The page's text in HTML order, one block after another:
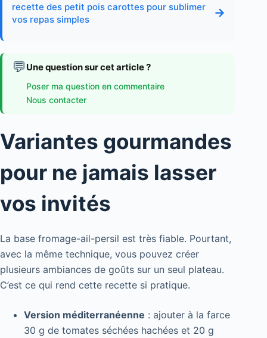
recette des petit pois carottes pour sublimer
vos repas simples
→
💬 Une question sur cet article ?
Poser ma question en commentaire
Nous contacter
Variantes gourmandes
pour ne jamais lasser
vos invités
La base fromage-ail-persil est très fiable. Pourtant,
avec la même technique, vous pouvez créer
plusieurs ambiances de goûts sur un seul plateau.
C’est ce qui rend cette recette si pratique.
Version méditerranéenne : ajouter à la farce
30 g de tomates séchées hachées et 20 g